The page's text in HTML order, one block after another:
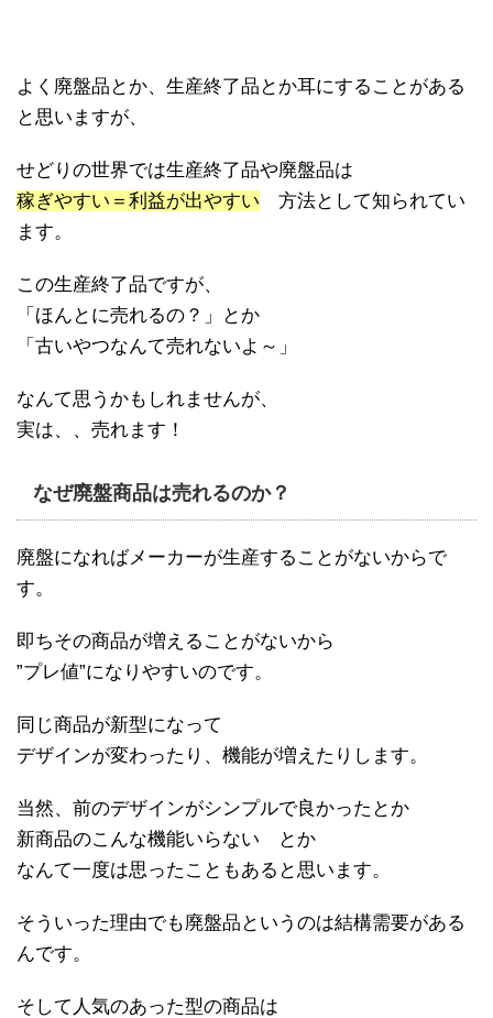
よく廃盤品とか、生産終了品とか耳にすることがある
と思いますが、
せどりの世界では生産終了品や廃盤品は
稼ぎやすい＝利益が出やすい 方法として知られてい
ます。
この生産終了品ですが、
「ほんとに売れるの？」とか
「古いやつなんて売れないよ～」
なんて思うかもしれませんが、
実は、、売れます！
なぜ廃盤商品は売れるのか？
廃盤になればメーカーが生産することがないからで
す。
即ちその商品が増えることがないから
”プレ値”になりやすいのです。
同じ商品が新型になって
デザインが変わったり、機能が増えたりします。
当然、前のデザインがシンプルで良かったとか
新商品のこんな機能いらない とか
なんて一度は思ったこともあると思います。
そういった理由でも廃盤品というのは結構需要がある
んです。
そして人気のあった型の商品は